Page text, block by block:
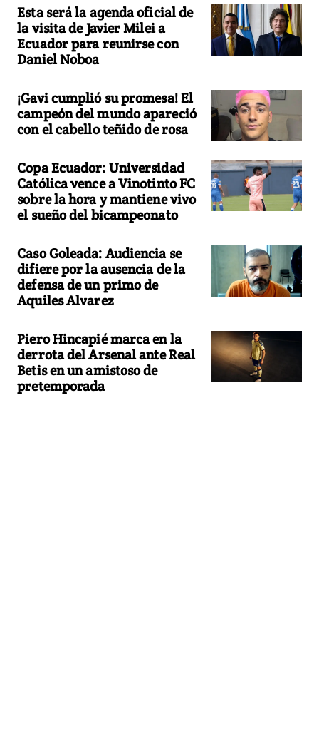
Esta será la agenda oficial de
la visita de Javier Milei a
Ecuador para reunirse con
Daniel Noboa
¡Gavi cumplió su promesa! El
campeón del mundo apareció
con el cabello teñido de rosa
Copa Ecuador: Universidad
Católica vence a Vinotinto FC
sobre la hora y mantiene vivo
el sueño del bicampeonato
Caso Goleada: Audiencia se
difiere por la ausencia de la
defensa de un primo de
Aquiles Alvarez
Piero Hincapié marca en la
derrota del Arsenal ante Real
Betis en un amistoso de
pretemporada